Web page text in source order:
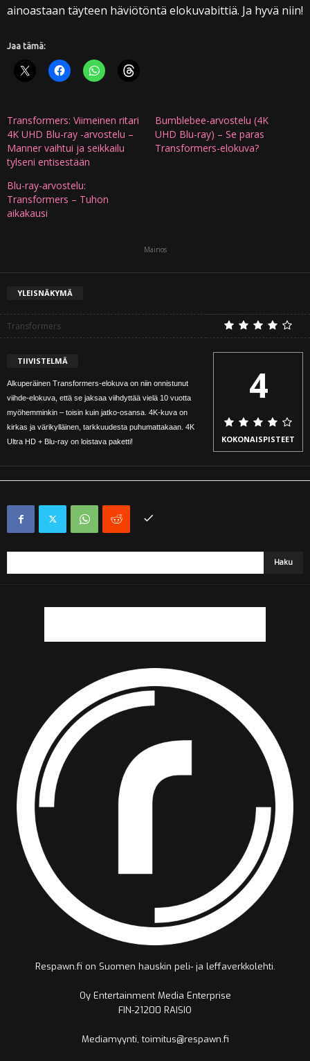
ainoastaan täyteen häviötöntä elokuvabittiä. Ja hyvä niin!
Jaa tämä:
Transformers: Viimeinen ritari
4K UHD Blu-ray -arvostelu –
Manner vaihtui ja seikkailu
tylseni entisestään
Bumblebee-arvostelu (4K
UHD Blu-ray) – Se paras
Transformers-elokuva?
Blu-ray-arvostelu:
Transformers – Tuhon
aikakausi
Mainos
YLEISNÄKYMÄ
Transformers
TIIVISTELMÄ
Alkuperäinen Transformers-elokuva on niin onnistunut
viihde-elokuva, että se jaksaa viihdyttää vielä 10 vuotta
myöhemminkin – toisin kuin jatko-osansa. 4K-kuva on
kirkas ja värikylläinen, tarkkuudesta puhumattakaan. 4K
Ultra HD + Blu-ray on loistava paketti!
4
KOKONAISPISTEET
Respawn.fi on Suomen hauskin peli- ja leffaverkkolehti.
Oy Entertainment Media Enterprise
FIN-21200 RAISIO
Mediamyynti, toimitus@respawn.fi